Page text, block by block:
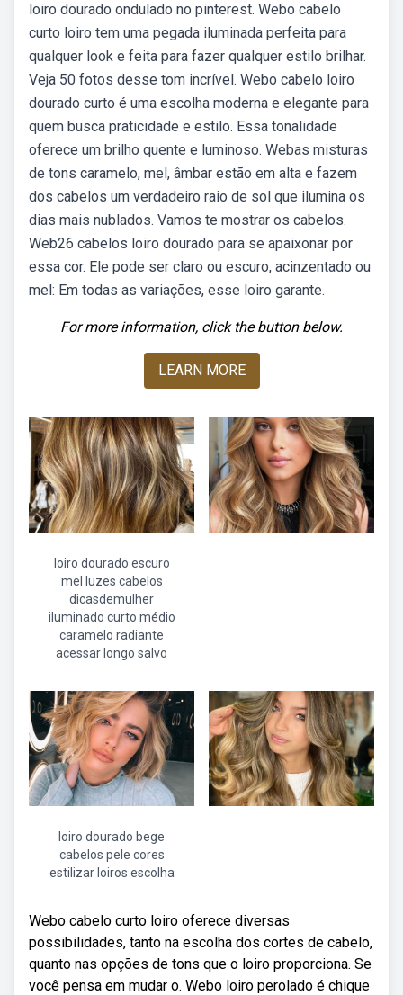
loiro dourado ondulado no pinterest. Webo cabelo
curto loiro tem uma pegada iluminada perfeita para
qualquer look e feita para fazer qualquer estilo brilhar.
Veja 50 fotos desse tom incrível. Webo cabelo loiro
dourado curto é uma escolha moderna e elegante para
quem busca praticidade e estilo. Essa tonalidade
oferece um brilho quente e luminoso. Webas misturas
de tons caramelo, mel, âmbar estão em alta e fazem
dos cabelos um verdadeiro raio de sol que ilumina os
dias mais nublados. Vamos te mostrar os cabelos.
Web26 cabelos loiro dourado para se apaixonar por
essa cor. Ele pode ser claro ou escuro, acinzentado ou
mel: Em todas as variações, esse loiro garante.
For more information, click the button below.
LEARN MORE
loiro dourado escuro
mel luzes cabelos
dicasdemulher
iluminado curto médio
caramelo radiante
acessar longo salvo
loiro dourado bege
cabelos pele cores
estilizar loiros escolha
Webo cabelo curto loiro oferece diversas
possibilidades, tanto na escolha dos cortes de cabelo,
quanto nas opções de tons que o loiro proporciona. Se
você pensa em mudar o. Webo loiro perolado é chique